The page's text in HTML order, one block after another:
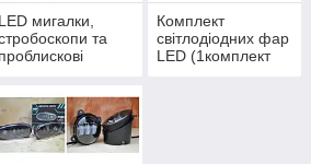
LED мигалки,
та
проблискові
Комплект
світлодіодних фар
LED (1комплект